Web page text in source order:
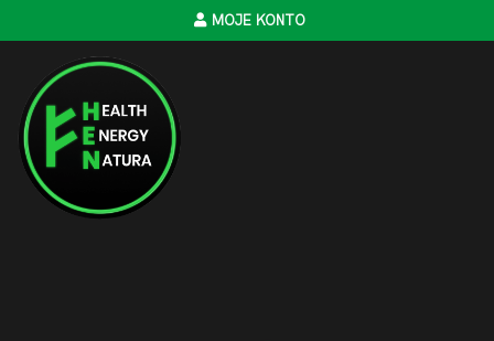
MOJE KONTO